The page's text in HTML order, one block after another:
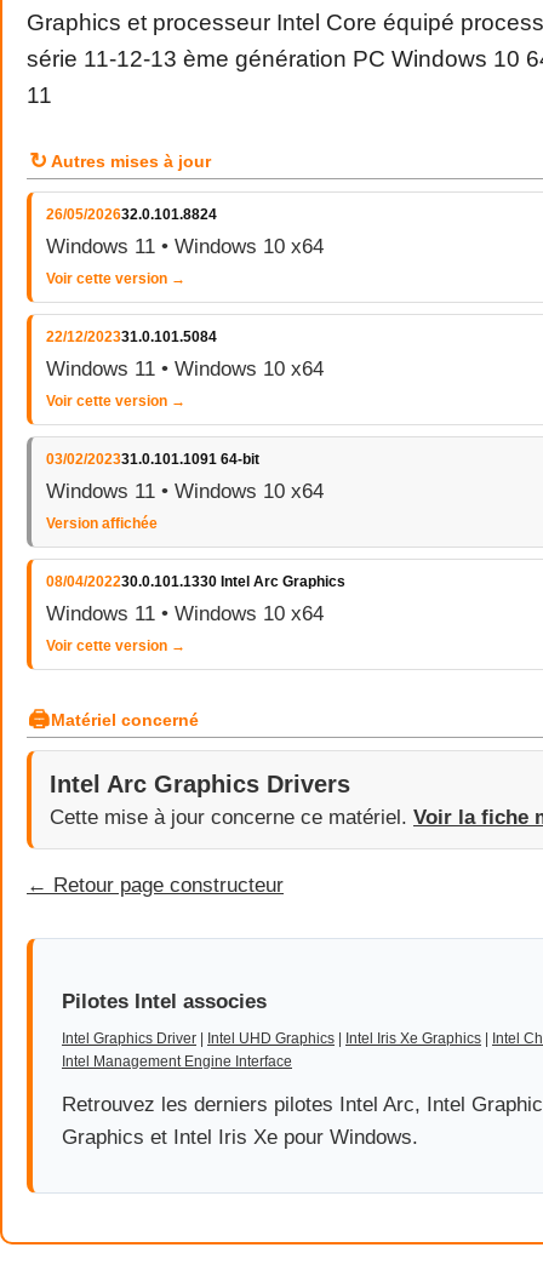
Graphics et processeur Intel Core équipé
série 11-12-13 ème génération PC Windows 10
11
↻ Autres mises à jour
26/05/202632.0.101.8824
Windows 11 • Windows 10 x64
Voir cette version →
22/12/202331.0.101.5084
Windows 11 • Windows 10 x64
Voir cette version →
03/02/202331.0.101.1091 64-bit
Windows 11 • Windows 10 x64
Version affichée
08/04/202230.0.101.1330 Intel Arc Graphics
Windows 11 • Windows 10 x64
Voir cette version →
🖨Matériel concerné
Intel Arc Graphics Drivers
Cette mise à jour concerne ce matériel. Voir la fiche
← Retour page constructeur
Pilotes Intel associes
Intel Graphics Driver Intel UHD Graphics Intel Iris Xe Graphics
Intel
Intel Management Engine Interface
Retrouvez les derniers pilotes Intel Arc, Intel
Graphics et Intel Iris Xe pour Windows.